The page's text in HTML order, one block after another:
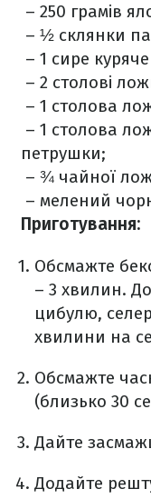
– 250 грамів
– ½ склянки
– 1 сире
– 2 столові
– 1 столова
– 1 столова
петрушки;
– ¾ чайної
– мелений
Приготування:
Обсмажте
– 3 хвилин.
цибулю,
хвилини на
Обсмажте
(близько 30
Дайте
Додайте решту